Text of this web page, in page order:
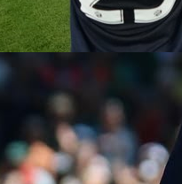
ulice u Zagrebu je
50 minuta
u dvorište
da u događaju nije
uviđaj u toku.